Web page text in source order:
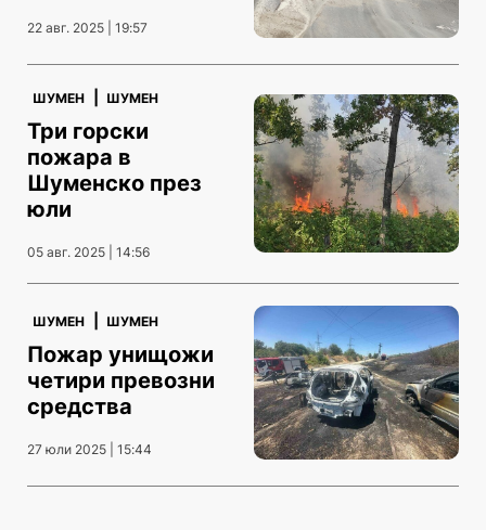
22 авг. 2025 | 19:57
ШУМЕН ШУМЕН
Три горски
пожара в
Шуменско през
юли
05 авг. 2025 | 14:56
ШУМЕН ШУМЕН
Пожар унищожи
четири превозни
средства
27 юли 2025 | 15:44